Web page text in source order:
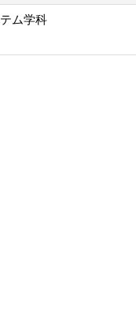
ム学科